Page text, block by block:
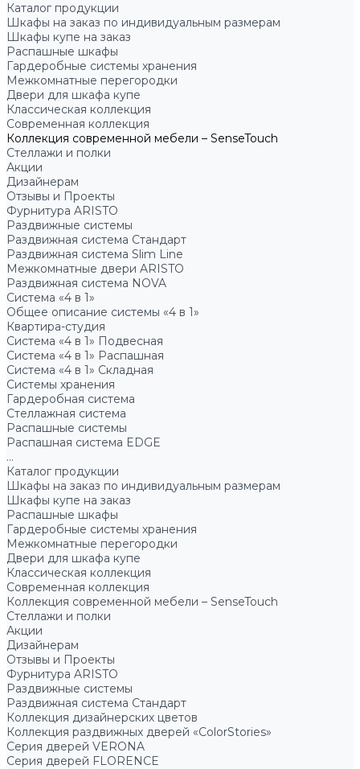
Каталог продукции
Шкафы на заказ по индивидуальным размерам
Шкафы купе на заказ
Распашные шкафы
Гардеробные системы хранения
Межкомнатные перегородки
Двери для шкафа купе
Классическая коллекция
Современная коллекция
Коллекция современной мебели – SenseTouch
Стеллажи и полки
Акции
Дизайнерам
Отзывы и Проекты
Фурнитура ARISTO
Раздвижные системы
Раздвижная система Стандарт
Раздвижная система Slim Line
Межкомнатные двери ARISTO
Раздвижная система NOVA
Система «4 в 1»
Общее описание системы «4 в 1»
Квартира-студия
Система «4 в 1» Подвесная
Система «4 в 1» Распашная
Система «4 в 1» Складная
Системы хранения
Гардеробная система
Стеллажная система
Распашные системы
Распашная система EDGE
...
Каталог продукции
Шкафы на заказ по индивидуальным размерам
Шкафы купе на заказ
Распашные шкафы
Гардеробные системы хранения
Межкомнатные перегородки
Двери для шкафа купе
Классическая коллекция
Современная коллекция
Коллекция современной мебели – SenseTouch
Стеллажи и полки
Акции
Дизайнерам
Отзывы и Проекты
Фурнитура ARISTO
Раздвижные системы
Раздвижная система Стандарт
Коллекция дизайнерских цветов
Коллекция раздвижных дверей «ColorStories»
Серия дверей VERONA
Серия дверей FLORENCE